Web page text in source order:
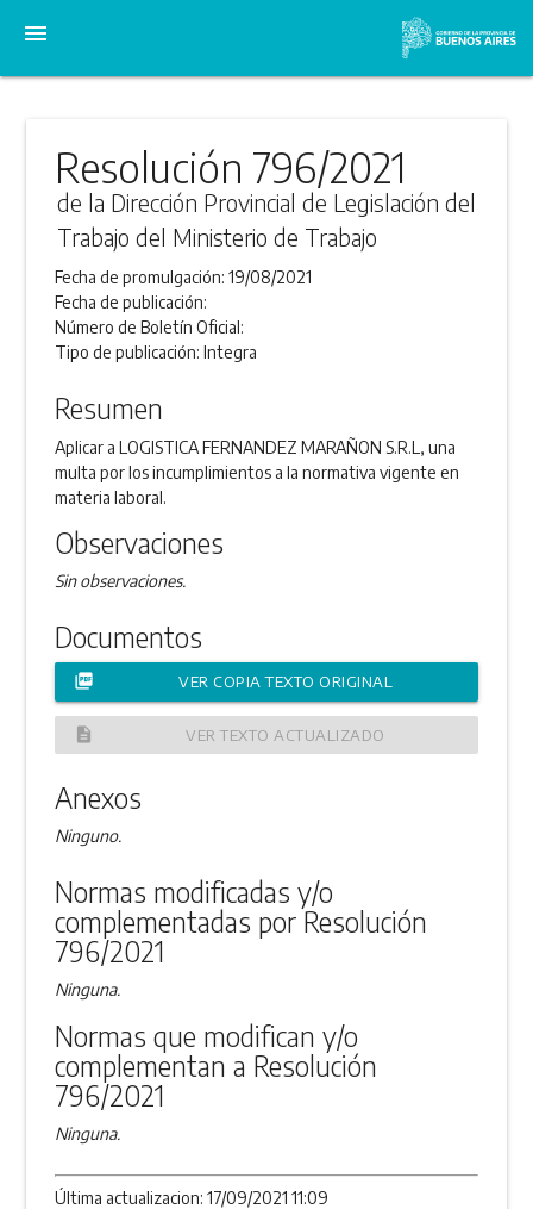
menu
Resolución 796/2021
de la Dirección Provincial de Legislación del
Trabajo del Ministerio de Trabajo
Fecha de promulgación:19/08/2021
Fecha de publicación:
Número de Boletín Oficial:
Tipo de publicación:Integra
Resumen
Aplicar a LOGISTICA FERNANDEZ MARAÑON S.R.L, una
multa por los incumplimientos a la normativa vigente en
materia laboral.
Observaciones
Sin observaciones.
Documentos
picture_as_pdf VER COPIA TEXTO ORIGINAL
description VER TEXTO ACTUALIZADO
Anexos
Ninguno.
Normas modificadas y/o
complementadas por Resolución
796/2021
Ninguna.
Normas que modifican y/o
complementan a Resolución
796/2021
Ninguna.
Última actualizacion: 17/09/2021 11:09